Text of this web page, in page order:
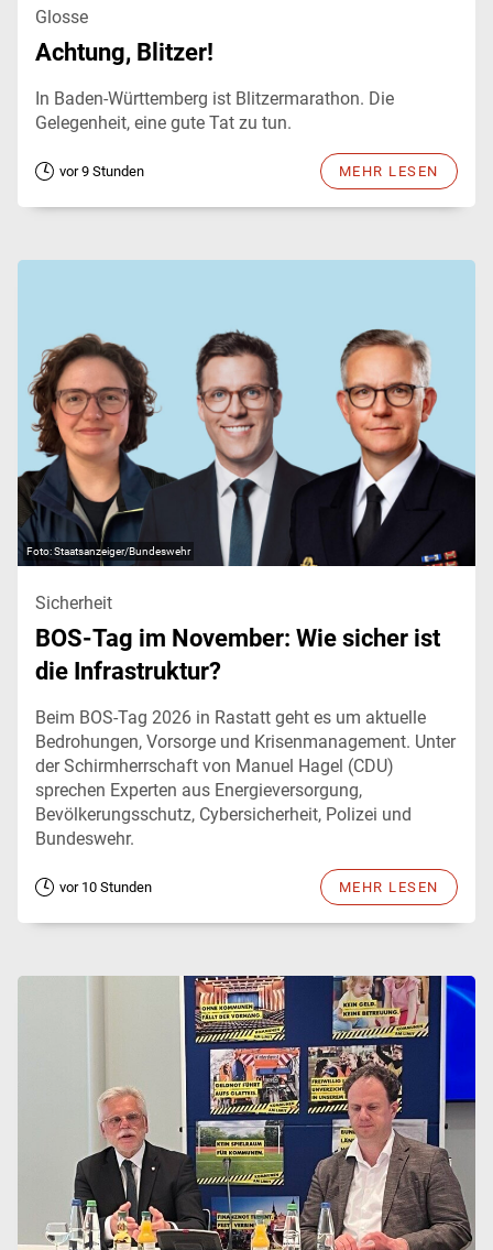
Glosse
Achtung, Blitzer!
In Baden-Württemberg ist Blitzermarathon. Die
Gelegenheit, eine gute Tat zu tun.
vor 9 Stunden MEHR LESEN
Staatsanzeiger/Bundeswehr
Sicherheit
BOS-Tag im November: Wie sicher ist
die Infrastruktur?
Beim BOS-Tag 2026 in Rastatt geht es um aktuelle
Bedrohungen, Vorsorge und Krisenmanagement. Unter
der Schirmherrschaft von Manuel Hagel (CDU)
sprechen Experten aus Energieversorgung,
Bevölkerungsschutz, Cybersicherheit, Polizei und
Bundeswehr.
vor 10 Stunden MEHR LESEN